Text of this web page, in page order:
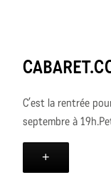
C’est la rentrée
septembre à
+